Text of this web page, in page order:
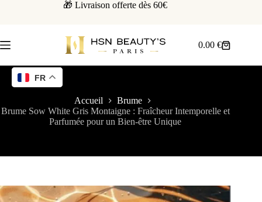
🎁 Livraison offerte dès 60€
0.00€
Accueil
Brume
Brume Sow White Gris Montaigne : Fraîcheur Intemporelle et
Parfumée pour un Bien-être Unique
FR